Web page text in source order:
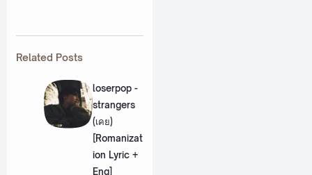
Related Posts
loserpop -
strangers
(เคย)
[Romanizat
ion Lyric +
Eng]